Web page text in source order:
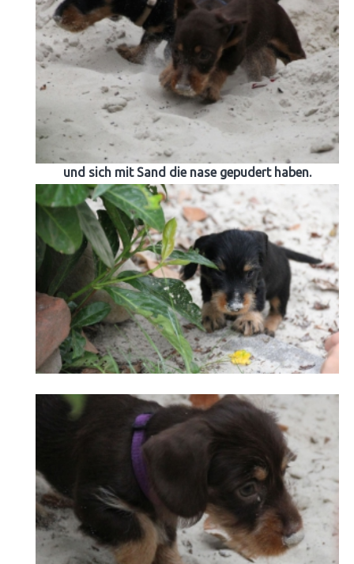
und sich mit Sand die nase gepudert haben.